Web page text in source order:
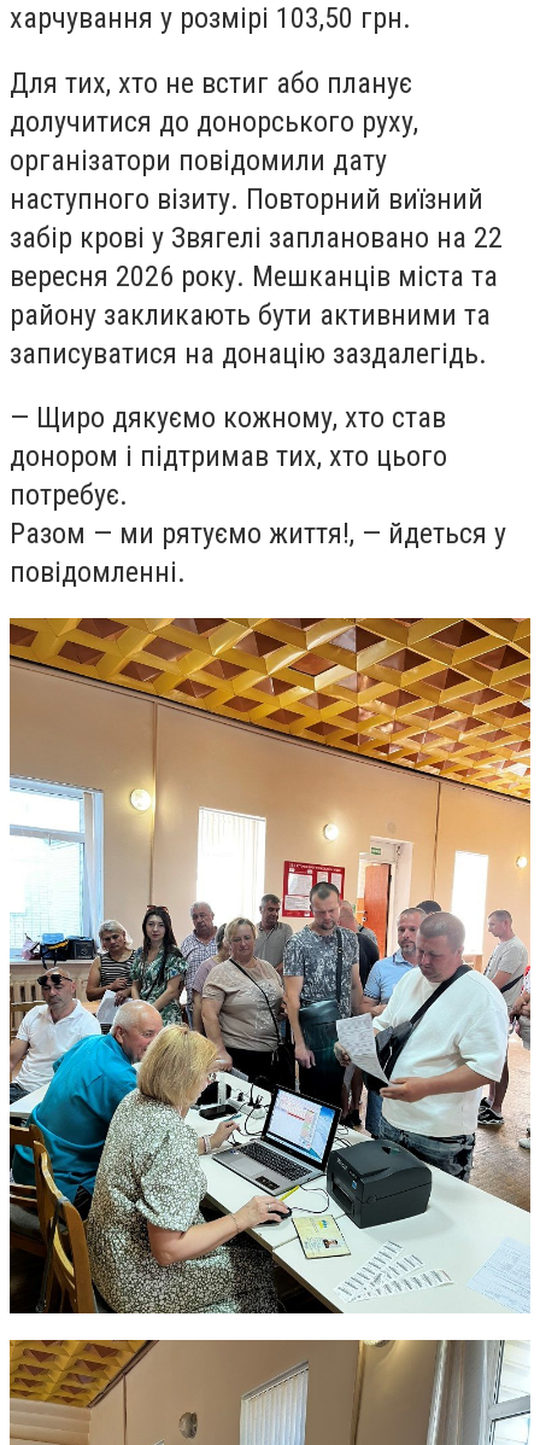
харчування у розмірі 103,50 грн.
Для тих, хто не встиг або планує
долучитися до донорського руху,
організатори повідомили дату
наступного візиту. Повторний виїзний
забір крові у Звягелі заплановано на 22
вересня 2026 року. Мешканців міста та
району закликають бути активними та
записуватися на донацію заздалегідь.
— Щиро дякуємо кожному, хто став
донором і підтримав тих, хто цього
потребує.
Разом — ми рятуємо життя!, — йдеться у
повідомленні.